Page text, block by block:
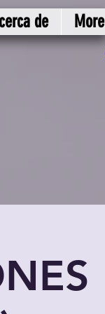
de More